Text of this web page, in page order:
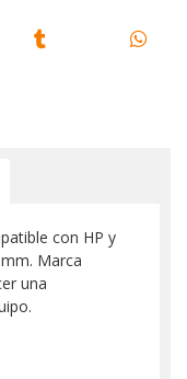
con HP y
Marca
una